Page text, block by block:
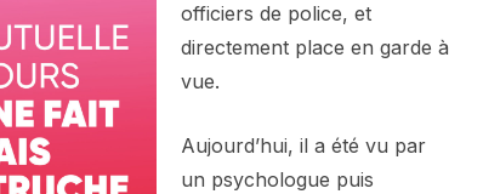
officiers de police, et
directement place en garde à
vue.
Aujourd’hui, il a été vu par
un psychologue puis